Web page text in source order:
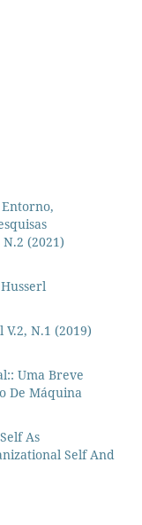
(2021)
N.1 (2019)
Uma Breve
De Máquina
As
Self And